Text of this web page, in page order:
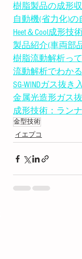
樹脂製品の成形
自動機(省力化)の
Heet＆Cool成形技
製品紹介(車両部
樹脂流動解析っ
流動解析でわか
SG-WINDガス抜
金属光造形ガス
成形技術：ラン
金型技術
イエプコ